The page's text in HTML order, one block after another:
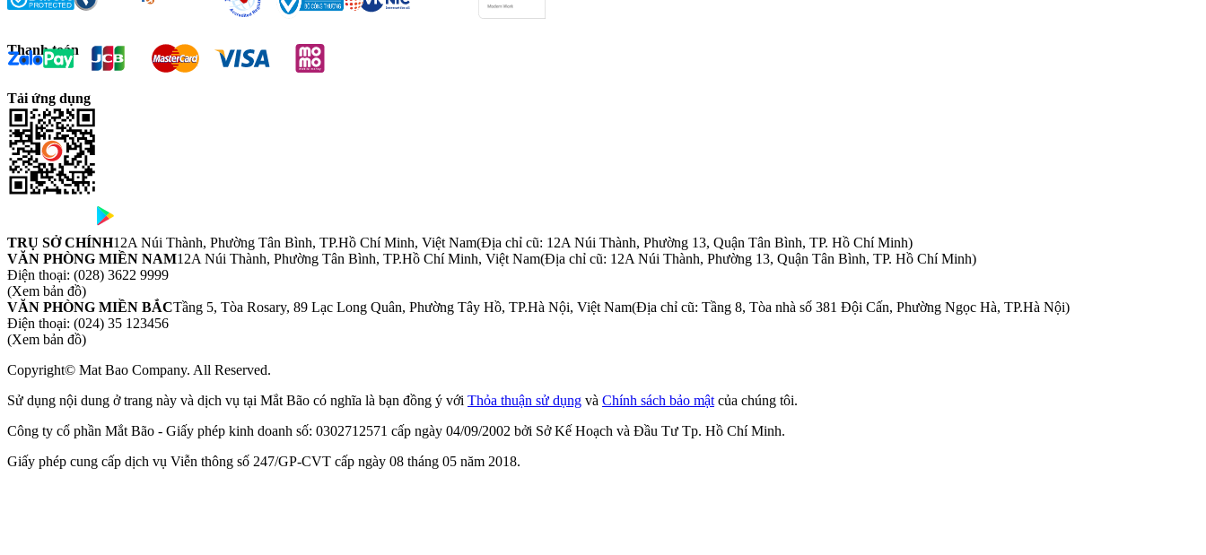
Thanh toán
Tải ứng dụng
TRỤ SỞ CHÍNH12A Núi Thành, Phường Tân Bình, TP.Hồ Chí Minh, Việt Nam(Địa chỉ cũ: 12A Núi Thành, Phường 13, Quận Tân Bình, TP. Hồ Chí Minh)
VĂN PHÒNG MIỀN NAM12A Núi Thành, Phường Tân Bình, TP.Hồ Chí Minh, Việt Nam(Địa chỉ cũ: 12A Núi Thành, Phường 13, Quận Tân Bình, TP. Hồ Chí Minh)
Điện thoại: (028) 3622 9999
(Xem bản đồ)
VĂN PHÒNG MIỀN BẮCTầng 5, Tòa Rosary, 89 Lạc Long Quân, Phường Tây Hồ, TP.Hà Nội, Việt Nam(Địa chỉ cũ: Tầng 8, Tòa nhà số 381 Đội Cấn, Phường Ngọc Hà, TP.Hà Nội)
Điện thoại: (024) 35 123456
(Xem bản đồ)
Copyright© Mat Bao Company. All Reserved.
Sử dụng nội dung ở trang này và dịch vụ tại Mắt Bão có nghĩa là bạn đồng ý với Thỏa thuận sử dụng và Chính sách bảo mậtcủa chúng tôi.
Công ty cổ phần Mắt Bão - Giấy phép kinh doanh số: 0302712571 cấp ngày 04/09/2002 bởi Sở Kế Hoạch và Đầu Tư Tp. Hồ Chí Minh.
Giấy phép cung cấp dịch vụ Viễn thông số 247/GP-CVT cấp ngày 08 tháng 05 năm 2018.